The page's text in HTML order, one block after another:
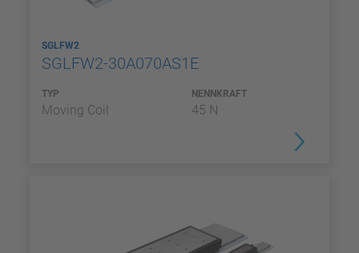
SGLFW2
SGLFW2-30A070AS1E
TYP
Moving Coil
NENNKRAFT
45 N